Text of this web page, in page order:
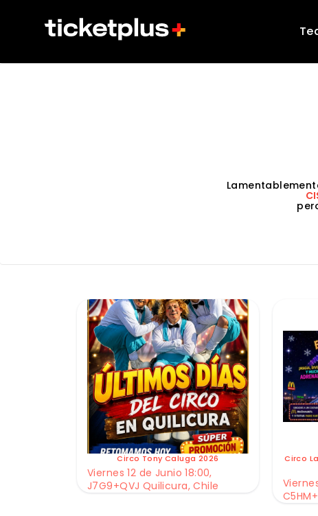
Circo Tony Caluga 2026
Viernes 12 de Junio 18:00,
J7G9+QVJ Quilicura, Chile
Circo